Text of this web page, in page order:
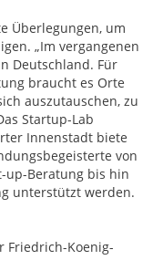
Überlegungen, um
„Im vergangenen
Deutschland. Für
braucht es Orte
auszutauschen, zu
Startup-Lab
Innenstadt biete
von
up-Beratung bis hin
unterstützt werden.
Friedrich-Koenig-